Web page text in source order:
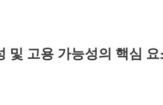
및 고용 가능성의 핵심 요